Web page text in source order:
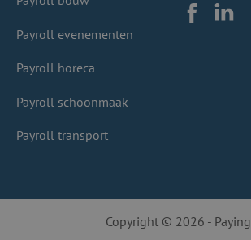
Payroll evenementen
Payroll horeca
Payroll schoonmaak
Payroll transport
Facebook
Copyright © 2026 -